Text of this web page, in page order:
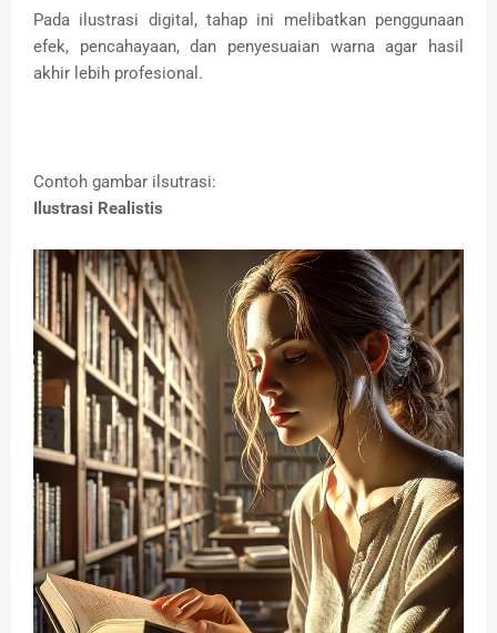
Pada ilustrasi digital, tahap ini melibatkan penggunaan
efek, pencahayaan, dan penyesuaian warna agar hasil
akhir lebih profesional.
Contoh gambar ilsutrasi:
Ilustrasi Realistis